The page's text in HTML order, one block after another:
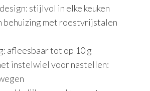
stijlvol in elke keuken
behuizing met roestvrijstalen
afleesbaar tot op 10 g
instelwiel voor nastellen: